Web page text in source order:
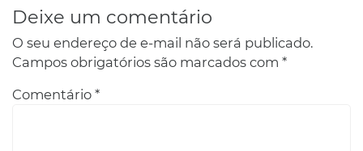
Deixe um comentário
O seu endereço de e-mail não será publicado.
Campos obrigatórios são marcados com *
Comentário *